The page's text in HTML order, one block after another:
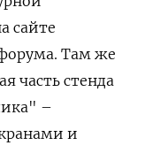
сайте
форума. Там же
часть стенда
–
и